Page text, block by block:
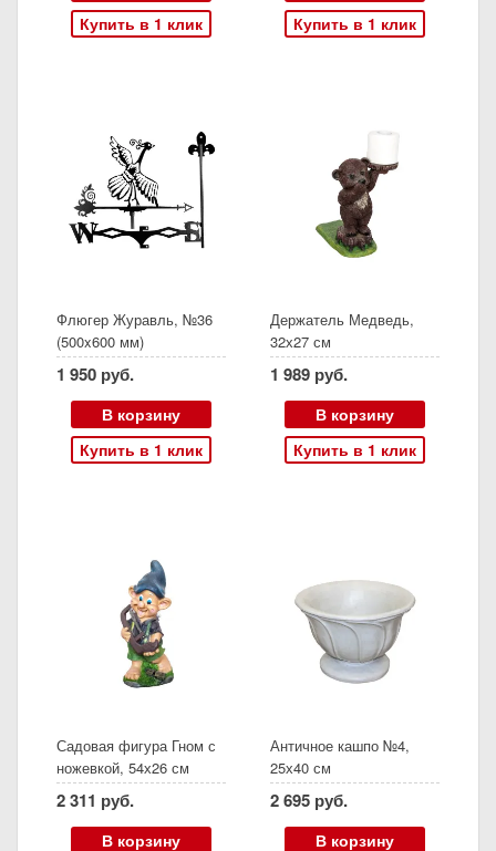
Купить в 1 клик
Купить в 1 клик
Флюгер Журавль, №36
(500x600 мм)
1 950 руб.
В корзину
Купить в 1 клик
Держатель Медведь,
32х27 см
1 989 руб.
В корзину
Купить в 1 клик
Садовая фигура Гном с
ножевкой, 54х26 см
2 311 руб.
В корзину
Античное кашпо №4,
25х40 см
2 695 руб.
В корзину